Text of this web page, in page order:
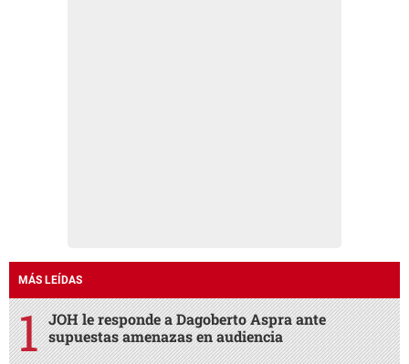
MÁS LEÍDAS
JOH le responde a Dagoberto Aspra ante
supuestas amenazas en audiencia